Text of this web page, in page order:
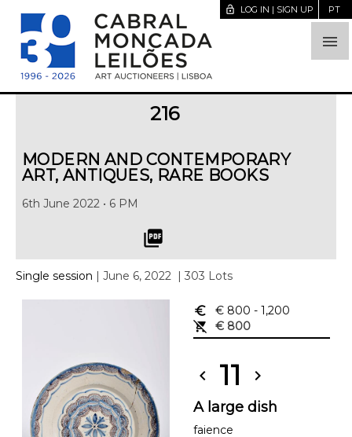

lock_open LOG IN | SIGN UP PT
216
MODERN AND CONTEMPORARY
ART, ANTIQUES, RARE BOOKS
6th June 2022 • 6 PM
picture_as_pdf
Single session | June 6, 2022 | 303 Lots
euro_symbol € 800 - 1,200
remove_shopping_cart
€ 800
chevron_left 11 chevron_right
A large dish
faience